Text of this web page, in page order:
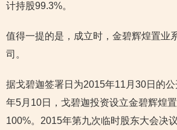
计持股99.3%。
值得一提的是，成立时，金碧辉煌置业
司。
据戈碧迦签署日为2015年11月30日的
年5月10日，戈碧迦投资设立金碧辉煌
100%。2015年第九次临时股东大会决